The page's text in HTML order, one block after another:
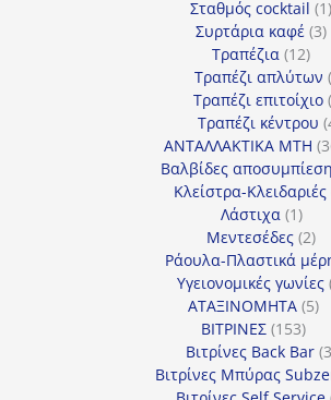
Σταθμός cocktail 11
Συρτάρια καφέ 33
Τραπέζια 1212
Τραπέζι απλύτων
Τραπέζι επιτοίχιο
Τραπέζι κέντρου
ΑΝΤΑΛΛΑΚΤΙΚΑ MTH
Βαλβίδες
Κλείστρα-Κλειδαριές
Λάστιχα 11
Μεντεσέδες 22
Ράουλα-Πλαστικά
Υγειονομικές γωνίες
ΑΤΑΞΙΝΟΜΗΤΑ 55
ΒΙΤΡΙΝΕΣ 153153
Βιτρίνες Back Bar 3
Βιτρίνες Mπύρας